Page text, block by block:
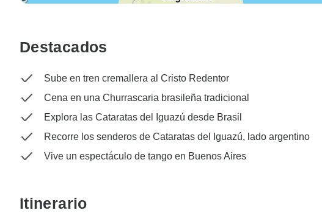
Destacados
Sube en tren cremallera al Cristo Redentor
Cena en una Churrascaria brasileña tradicional
Explora las Cataratas del Iguazú desde Brasil
Recorre los senderos de Cataratas del Iguazú, lado argentino
Vive un espectáculo de tango en Buenos Aires
Itinerario